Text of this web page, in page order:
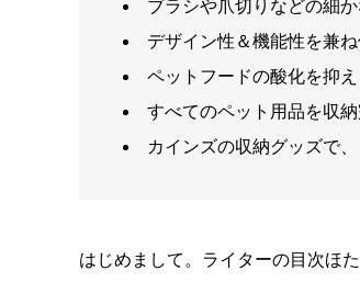
ブラシや爪切りなどの細
デザイン性＆機能性を兼
ペットフードの酸化を抑
すべてのペット用品を収
カインズの収納グッズで
はじめまして。ライターの目次ほた